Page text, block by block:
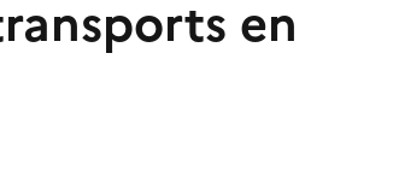
en